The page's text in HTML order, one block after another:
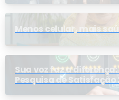
Menos celular, mais
Sua voz faz a
Pesquisa de Satisfação